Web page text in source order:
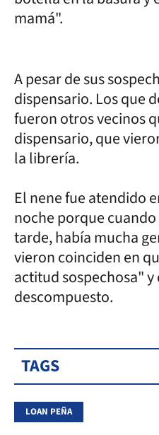
mamá".
A pesar de sus
dispensario. Los que
fueron otros vecinos
dispensario, que
la librería.
El nene fue atendido
noche porque
tarde, había mucha
vieron coinciden en
actitud sospechosa"
descompuesto.
TAGS
LOAN PEÑA